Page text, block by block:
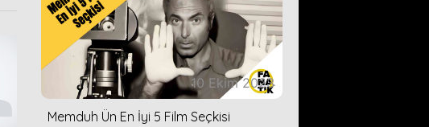
10 Ekim 2023
Memduh Ün En İyi 5 Film Seçkisi